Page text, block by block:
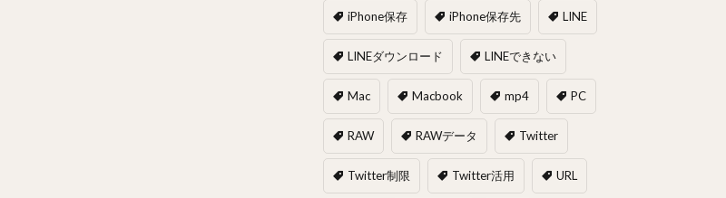
iPhone保存 iPhone保存先 LINE
LINEダウンロード LINEできない
Mac Macbook mp4 PC
RAW RAWデータ Twitter
Twitter制限 Twitter活用 URL